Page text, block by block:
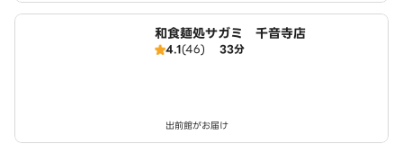
和食麺処サガミ 千音寺店
4.1(46) 33分
出前館がお届け